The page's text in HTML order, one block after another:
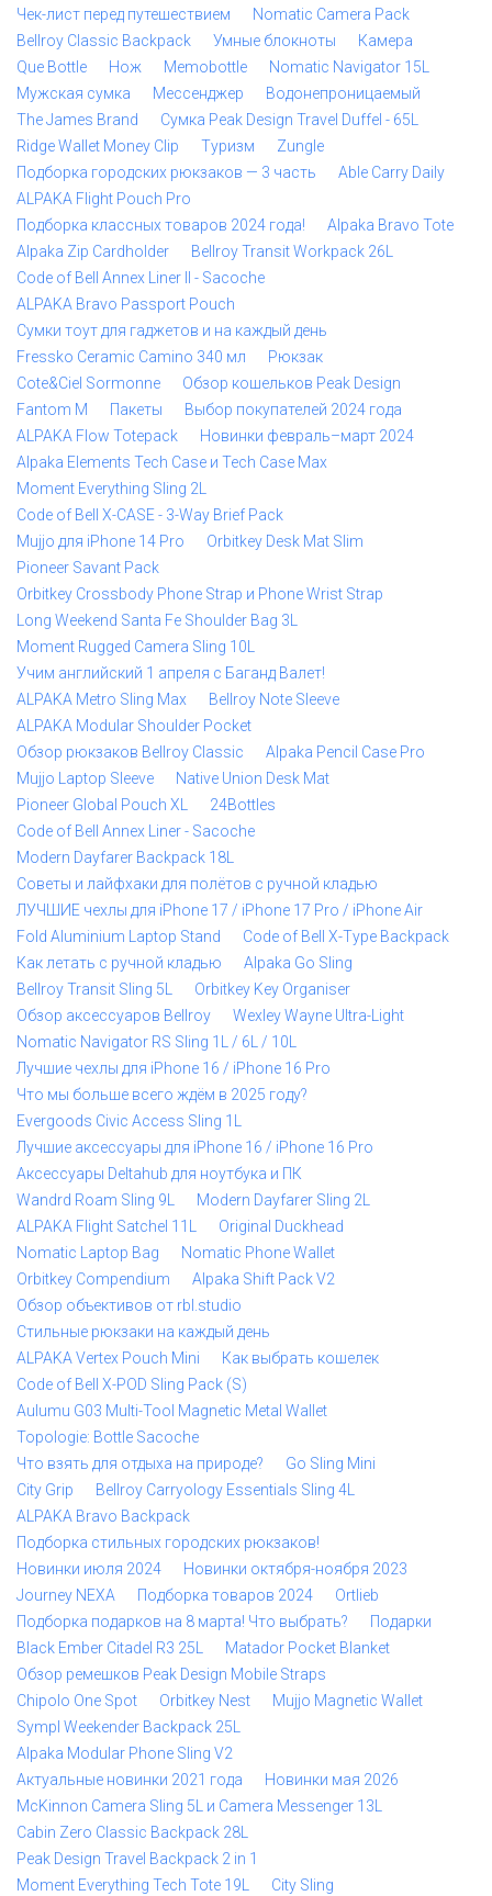
Чек-лист перед путешествием
Nomatic Camera Pack
Bellroy Classic Backpack
Умные блокноты
Камера
Que Bottle
Нож Memobottle
Nomatic Navigator 15L
Мужская сумка
Мессенджер
Водонепроницаемый
The James Brand
Сумка Peak Design Travel Duffel - 65L
Ridge Wallet Money Clip
Туризм
Zungle
Подборка городских рюкзаков — 3 часть
Able Carry Daily
ALPAKA Flight Pouch Pro
Подборка классных товаров 2024 года!
Alpaka Bravo Tote
Alpaka Zip Cardholder
Bellroy Transit Workpack 26L
Code of Bell Annex Liner II - Sacoche
ALPAKA Bravo Passport Pouch
Сумки тоут для гаджетов и на каждый день
Fressko Ceramic Camino 340 мл
Рюкзак
Cote&Ciel Sormonne
Обзор кошельков Peak Design
Fantom M
Пакеты
Выбор покупателей 2024 года
ALPAKA Flow Totepack
Новинки февраль–март 2024
Alpaka Elements Tech Case и Tech Case Max
Moment Everything Sling 2L
Code of Bell X-CASE - 3-Way Brief Pack
Mujjo для iPhone 14 Pro
Orbitkey Desk Mat Slim
Pioneer Savant Pack
Orbitkey Crossbody Phone Strap и Phone Wrist Strap
Long Weekend Santa Fe Shoulder Bag 3L
Moment Rugged Camera Sling 10L
Учим английский 1 апреля с Баганд Валет!
ALPAKA Metro Sling Max
Bellroy Note Sleeve
ALPAKA Modular Shoulder Pocket
Обзор рюкзаков Bellroy Classic
Alpaka Pencil Case Pro
Mujjo Laptop Sleeve
Native Union Desk Mat
Pioneer Global Pouch XL
24Bottles
Code of Bell Annex Liner - Sacoche
Modern Dayfarer Backpack 18L
Советы и лайфхаки для полётов с ручной кладью
ЛУЧШИЕ чехлы для iPhone 17 / iPhone 17 Pro / iPhone Air
Fold Aluminium Laptop Stand
Code of Bell X-Type Backpack
Как летать с ручной кладью
Alpaka Go Sling
Bellroy Transit Sling 5L
Orbitkey Key Organiser
Обзор аксессуаров Bellroy
Wexley Wayne Ultra-Light
Nomatic Navigator RS Sling 1L / 6L / 10L
Лучшие чехлы для iPhone 16 / iPhone 16 Pro
Что мы больше всего ждём в 2025 году?
Evergoods Civic Access Sling 1L
Лучшие аксессуары для iPhone 16 / iPhone 16 Pro
Аксессуары Deltahub для ноутбука и ПК
Wandrd Roam Sling 9L
Modern Dayfarer Sling 2L
ALPAKA Flight Satchel 11L
Original Duckhead
Nomatic Laptop Bag
Nomatic Phone Wallet
Orbitkey Compendium
Alpaka Shift Pack V2
Обзор объективов от rbl.studio
Стильные рюкзаки на каждый день
ALPAKA Vertex Pouch Mini
Как выбрать кошелек
Code of Bell X-POD Sling Pack (S)
Aulumu G03 Multi-Tool Magnetic Metal Wallet
Topologie: Bottle Sacoche
Что взять для отдыха на природе?
Go Sling Mini
City Grip
Bellroy Carryology Essentials Sling 4L
ALPAKA Bravo Backpack
Подборка стильных городских рюкзаков!
Новинки июля 2024
Новинки октября-ноября 2023
Journey NEXA
Подборка товаров 2024
Ortlieb
Подборка подарков на 8 марта! Что выбрать?
Подарки
Black Ember Citadel R3 25L
Matador Pocket Blanket
Обзор ремешков Peak Design Mobile Straps
Chipolo One Spot
Orbitkey Nest
Mujjo Magnetic Wallet
Sympl Weekender Backpack 25L
Alpaka Modular Phone Sling V2
Актуальные новинки 2021 года
Новинки мая 2026
McKinnon Camera Sling 5L и Camera Messenger 13L
Cabin Zero Classic Backpack 28L
Peak Design Travel Backpack 2 in 1
Moment Everything Tech Tote 19L
City Sling